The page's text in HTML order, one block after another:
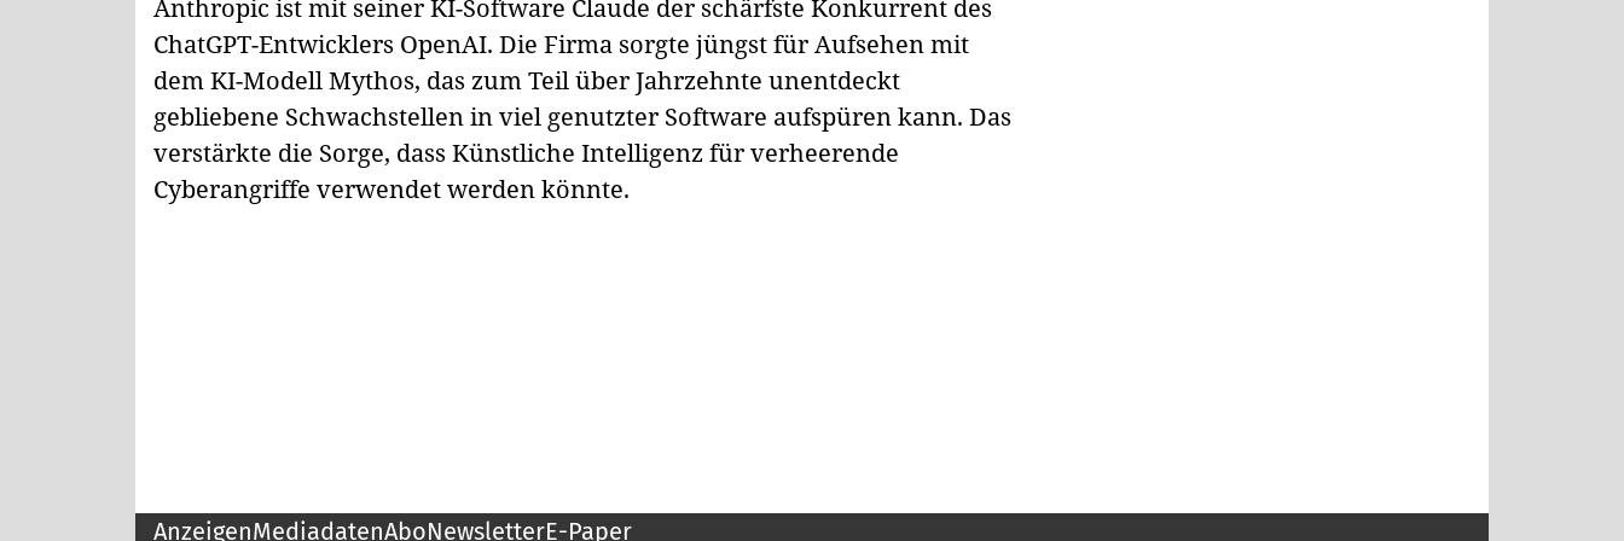
Anthropic ist mit seiner KI-Software Claude der schärfste Konkurrent des
ChatGPT-Entwicklers OpenAI. Die Firma sorgte jüngst für Aufsehen mit
dem KI-Modell Mythos, das zum Teil über Jahrzehnte unentdeckt
gebliebene Schwachstellen in viel genutzter Software aufspüren kann. Das
verstärkte die Sorge, dass Künstliche Intelligenz für verheerende
Cyberangriffe verwendet werden könnte.
AnzeigenMediadatenAboNewsletterE-Paper